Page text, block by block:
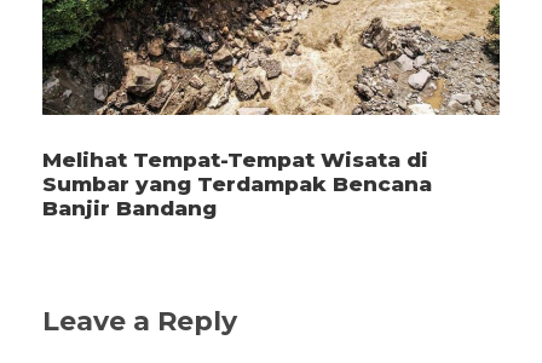
Melihat Tempat-Tempat Wisata di
Sumbar yang Terdampak Bencana
Banjir Bandang
Leave a Reply